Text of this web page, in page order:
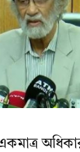
অধিকার